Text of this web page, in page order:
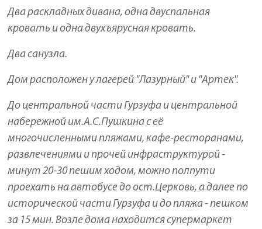
Два раскладных дивана, одна двуспальная
кровать и одна двухъярусная кровать.
Два санузла.
Дом расположен у лагерей "Лазурный" и "Артек".
До центральной части Гурзуфа и центральной
набережной им.А.С.Пушкина с её
многочисленными пляжами, кафе-ресторанами,
развлечениями и прочей инфраструктурой -
минут 20-30 пешим ходом, можно полпути
проехать на автобусе до ост.Церковь, а далее по
исторической части Гурзуфа и до пляжа - пешком
за 15 мин. Возле дома находится супермаркет